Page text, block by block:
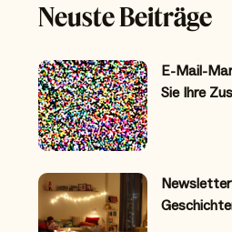
Neuste Beiträge
E-Mail-
Sie Ihre